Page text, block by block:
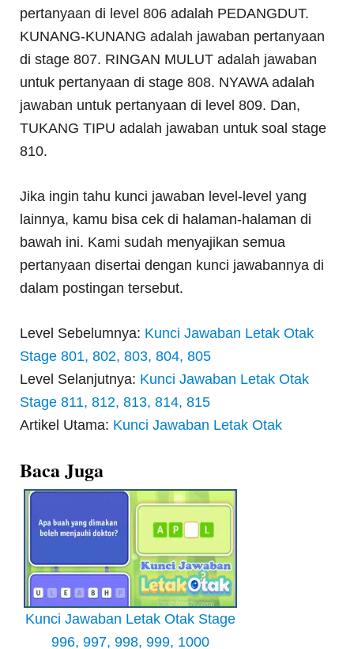
pertanyaan di level 806 adalah PEDANGDUT.
KUNANG-KUNANG adalah jawaban pertanyaan
di stage 807. RINGAN MULUT adalah jawaban
untuk pertanyaan di stage 808. NYAWA adalah
jawaban untuk pertanyaan di level 809. Dan,
TUKANG TIPU adalah jawaban untuk soal stage
810.
Jika ingin tahu kunci jawaban level-level yang
lainnya, kamu bisa cek di halaman-halaman di
bawah ini. Kami sudah menyajikan semua
pertanyaan disertai dengan kunci jawabannya di
dalam postingan tersebut.
Level Sebelumnya: Kunci Jawaban Letak Otak
Stage 801, 802, 803, 804, 805
Level Selanjutnya: Kunci Jawaban Letak Otak
Stage 811, 812, 813, 814, 815
Artikel Utama: Kunci Jawaban Letak Otak
Baca Juga
Kunci Jawaban Letak Otak Stage
996, 997, 998, 999, 1000